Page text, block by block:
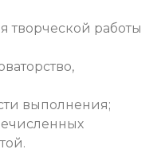
творческой работы
выполнения;